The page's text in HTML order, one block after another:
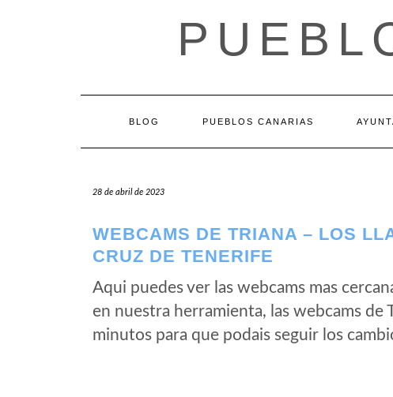
BLOG PUEBLOS CANARIAS
28 de abril de 2023
WEBCAMS DE TRIANA – LOS
CRUZ DE TENERIFE
Aqui puedes ver las webcams mas
en nuestra herramienta, las webcams de
minutos para que podais seguir los